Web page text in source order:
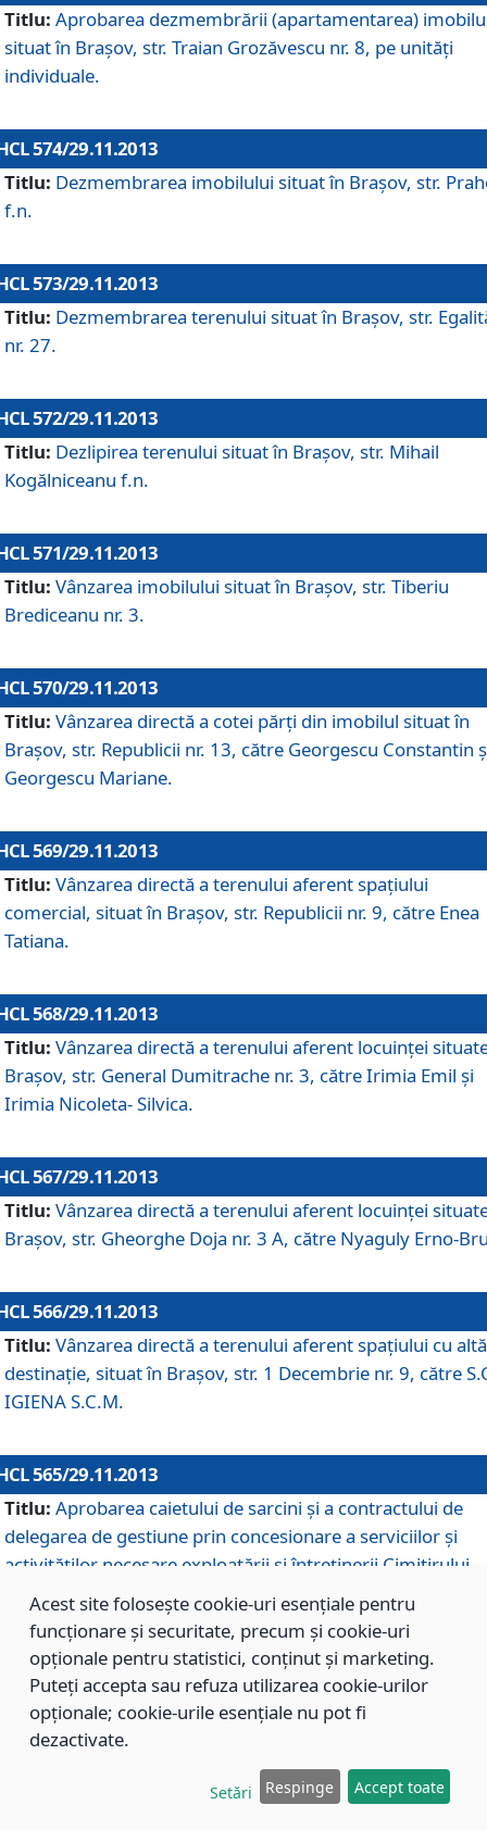
Titlu: Aprobarea dezmembrării (apartamentarea)
situat în Braşov, str. Traian Grozăvescu nr. 8, pe unităţi
individuale.
574/29.11.2013
Titlu: Dezmembrarea imobilului situat în Braşov, str.
f.n.
573/29.11.2013
Titlu: Dezmembrarea terenului situat în Braşov, str.
nr. 27.
572/29.11.2013
Titlu: Dezlipirea terenului situat în Braşov, str. Mihail
Kogălniceanu f.n.
571/29.11.2013
Titlu: Vânzarea imobilului situat în Braşov, str. Tiberiu
Brediceanu nr. 3.
570/29.11.2013
Titlu: Vânzarea directă a cotei părţi din imobilul situat în
Braşov, str. Republicii nr. 13, către Georgescu Constantin
Georgescu Mariane.
569/29.11.2013
Titlu: Vânzarea directă a terenului aferent spaţiului
comercial, situat în Braşov, str. Republicii nr. 9, către Enea
Tatiana.
568/29.11.2013
Titlu: Vânzarea directă a terenului aferent locuinţei
Braşov, str. General Dumitrache nr. 3, către Irimia Emil şi
Irimia Nicoleta- Silvica.
567/29.11.2013
Titlu: Vânzarea directă a terenului aferent locuinţei
Braşov, str. Gheorghe Doja nr. 3 A, către Nyaguly Erno-
566/29.11.2013
Titlu: Vânzarea directă a terenului aferent spaţiului cu altă
destinaţie, situat în Braşov, str. 1 Decembrie nr. 9, către
IGIENA S.C.M.
565/29.11.2013
Titlu: Aprobarea caietului de sarcini şi a contractului de
delegarea de gestiune prin concesionare a serviciilor şi
activităţilor necesare exploatării şi întreţinerii Cimitirului
Municipal Braşov situat în str. Dimitrie Anghel nr. 19.
564/29.11.2013
Titlu: Completarea şi modificarea H.C.L. nr. 446/2013,
care s-a aprobat studiul de fundamentare pentru
Acest site folosește cookie-uri esențiale pentru
funcționare și securitate, precum și cookie-uri
opționale pentru statistici, conținut și marketing.
Puteți accepta sau refuza utilizarea cookie-urilor
opționale; cookie-urile esențiale nu pot fi
dezactivate.
Setări Respinge Accept toate